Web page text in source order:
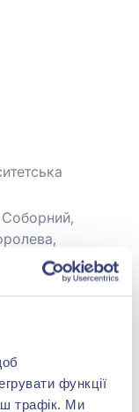
функції
трафік. Ми
Соборний,
від сходів.